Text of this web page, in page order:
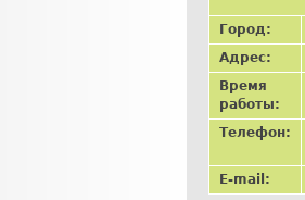
Город:
Адрес:
Время
работы:
Телефон:
E-mail: